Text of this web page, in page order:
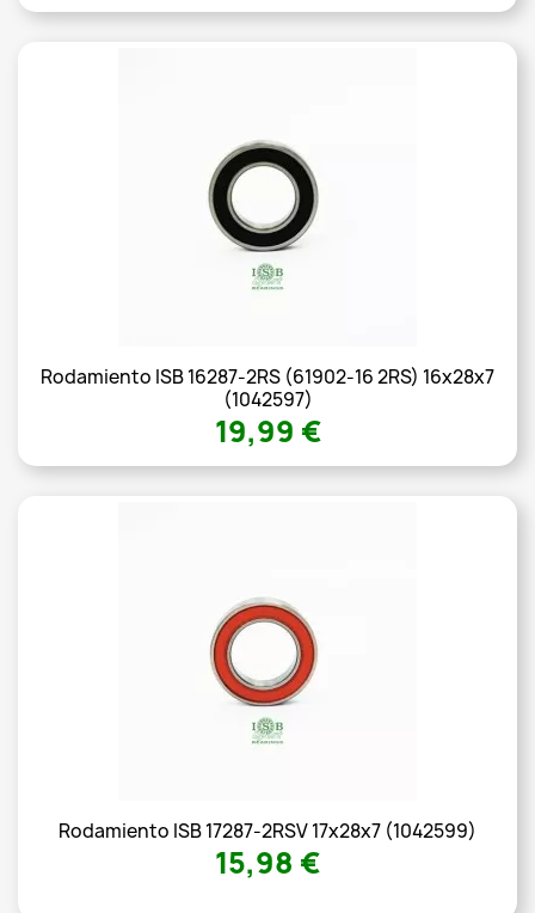
Rodamiento ISB 16287-2RS (61902-16 2RS) 16x28x7
(1042597)
19,99 €
Rodamiento ISB 17287-2RSV 17x28x7 (1042599)
15,98 €